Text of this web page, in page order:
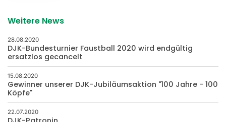
Weitere News
28.08.2020
DJK-Bundesturnier Faustball 2020 wird endgültig
ersatzlos gecancelt
15.08.2020
Gewinner unserer DJK-Jubiläumsaktion "100 Jahre - 100
Köpfe"
22.07.2020